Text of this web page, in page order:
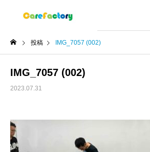
投稿 IMG_7057 (002)
IMG_7057 (002)
2023.07.31